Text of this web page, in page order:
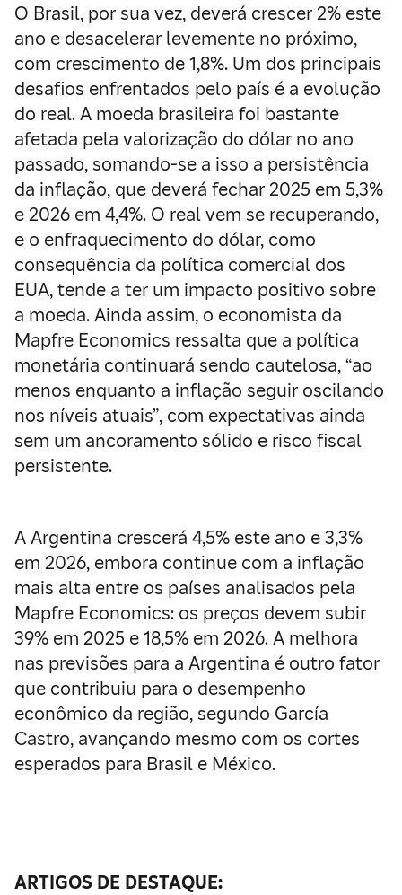
O Brasil, por sua vez, deverá crescer 2% este
ano e desacelerar levemente no próximo,
com crescimento de 1,8%. Um dos principais
desafios enfrentados pelo país é a evolução
do real. A moeda brasileira foi bastante
afetada pela valorização do dólar no ano
passado, somando-se a isso a persistência
da inflação, que deverá fechar 2025 em 5,3%
e 2026 em 4,4%. O real vem se recuperando,
e o enfraquecimento do dólar, como
consequência da política comercial dos
EUA, tende a ter um impacto positivo sobre
a moeda. Ainda assim, o economista da
Mapfre Economics ressalta que a política
monetária continuará sendo cautelosa, “ao
menos enquanto a inflação seguir oscilando
nos níveis atuais”, com expectativas ainda
sem um ancoramento sólido e risco fiscal
persistente.
A Argentina crescerá 4,5% este ano e 3,3%
em 2026, embora continue com a inflação
mais alta entre os países analisados pela
Mapfre Economics: os preços devem subir
39% em 2025 e 18,5% em 2026. A melhora
nas previsões para a Argentina é outro fator
que contribuiu para o desempenho
econômico da região, segundo García
Castro, avançando mesmo com os cortes
esperados para Brasil e México.
ARTIGOS DE DESTAQUE: